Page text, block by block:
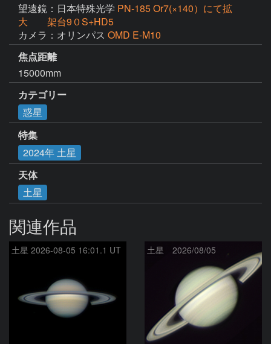
望遠鏡：日本特殊光学 PN-185 Or7(×140）にて拡
大 架台9０S+HD5
カメラ：オリンパス OMD E-M10
焦点距離
15000mm
カテゴリー
惑星
特集
2024年 土星
天体
土星
関連作品
土星 2026-08-05 16:01.1 UT 土星 2026/08/05